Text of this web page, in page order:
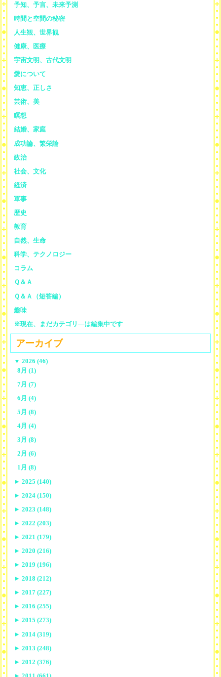
予知、予言、未来予測
時間と空間の秘密
人生観、世界観
健康、医療
宇宙文明、古代文明
愛について
知恵、正しさ
芸術、美
瞑想
結婚、家庭
成功論、繁栄論
政治
社会、文化
経済
軍事
歴史
教育
自然、生命
科学、テクノロジー
コラム
Ｑ＆Ａ
Ｑ＆Ａ（短答編）
趣味
※現在、まだカテゴリ—は編集中です
アーカイブ
▼ 2026 (46)
8月 (1)
7月 (7)
6月 (4)
5月 (8)
4月 (4)
3月 (8)
2月 (6)
1月 (8)
► 2025 (140)
► 2024 (150)
► 2023 (148)
► 2022 (203)
► 2021 (179)
► 2020 (216)
► 2019 (196)
► 2018 (212)
► 2017 (227)
► 2016 (255)
► 2015 (273)
► 2014 (319)
► 2013 (248)
► 2012 (376)